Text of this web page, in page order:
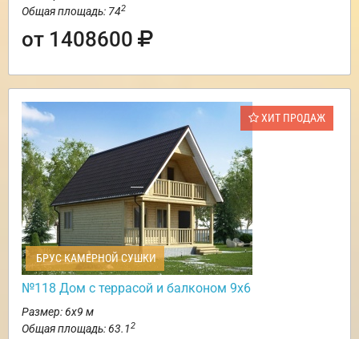
Общая площадь: 742
от 1408600
ХИТ ПРОДАЖ
БРУС КАМЕРНОЙ СУШКИ
№118 Дом с террасой и балконом 9х6
Размер: 6х9 м
Общая площадь: 63.12